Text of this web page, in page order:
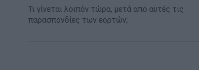
Τι γίνεται λοιπόν τώρα, μετά από αυτές τις
παρασπονδίες των εορτών;